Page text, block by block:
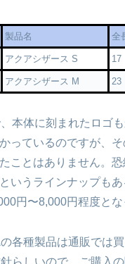
製品名 全
アクアシザース S 17
アクアシザース M 23
本体に刻まれたロゴ
っているのですが、
ことはありません。恐
いうラインナップも
円〜8,000円程度とな
各種製品は通販では買